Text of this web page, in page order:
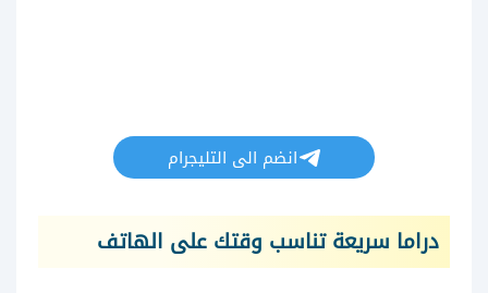
انضم الى التليجرام
دراما سريعة تناسب وقتك على الهاتف